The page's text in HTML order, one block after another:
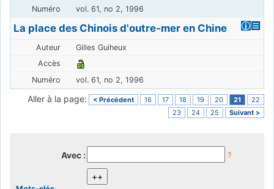
vol. 61, no 2, 1996
La place des Chinois d'outre-mer en Chine
Gilles Guiheux
vol. 61, no 2, 1996
Aller à la page: < Précédent 16 17 18 19 20 21
22
23
24 25 Suivant >
Avec : ?